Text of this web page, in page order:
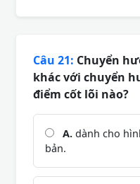
Câu 21: Chuyển
khác với chuyển
điểm cốt lõi nào?
A. dành cho
bản.